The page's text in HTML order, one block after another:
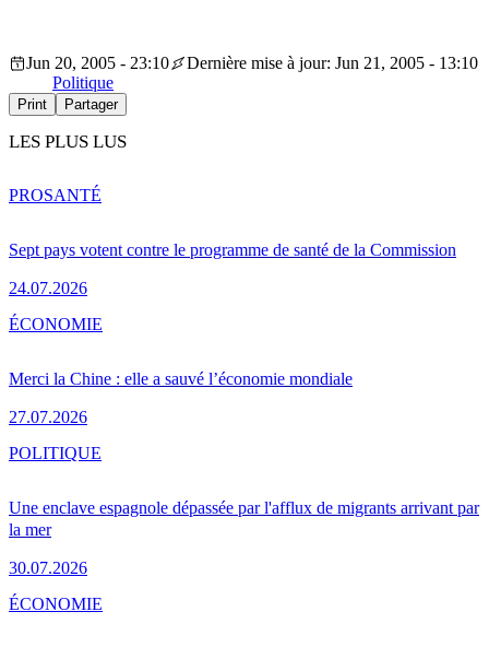
Jun 20, 2005 - 23:10
Dernière mise à jour: Jun 21, 2005 - 13:10
Politique
Print Partager
LES PLUS LUS
Sept pays votent contre le programme de santé de la Commission
24.07.2026
PROSANTÉ
Merci la Chine : elle a sauvé l’économie mondiale
27.07.2026
ÉCONOMIE
Une enclave espagnole dépassée par l'afflux de migrants arrivant par
la mer
30.07.2026
POLITIQUE
ÉCONOMIE